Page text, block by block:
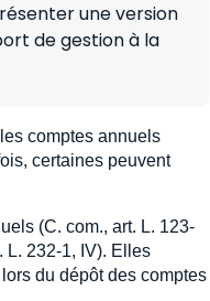
une version
de gestion à la
comptes annuels
certaines peuvent
(C. com., art. L. 123-
L. 232-1, IV). Elles
du dépôt des comptes